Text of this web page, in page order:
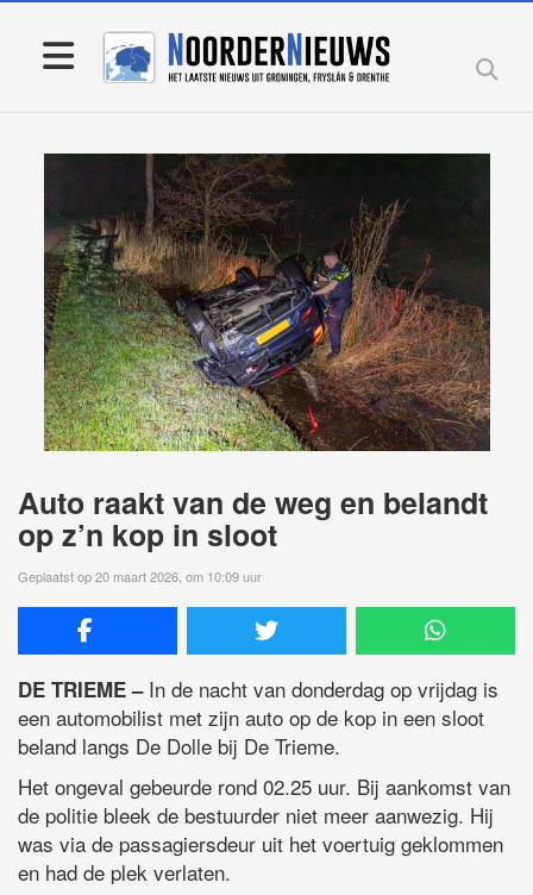
Auto raakt van de weg en belandt
op z’n kop in sloot
Geplaatst op 20 maart 2026, om 10:09 uur
DE TRIEME –In de nacht van donderdag op vrijdag is
een automobilist met zijn auto op de kop in een sloot
beland langs De Dolle bij De Trieme.
Het ongeval gebeurde rond 02.25 uur. Bij aankomst van
de politie bleek de bestuurder niet meer aanwezig. Hij
was via de passagiersdeur uit het voertuig geklommen
en had de plek verlaten.